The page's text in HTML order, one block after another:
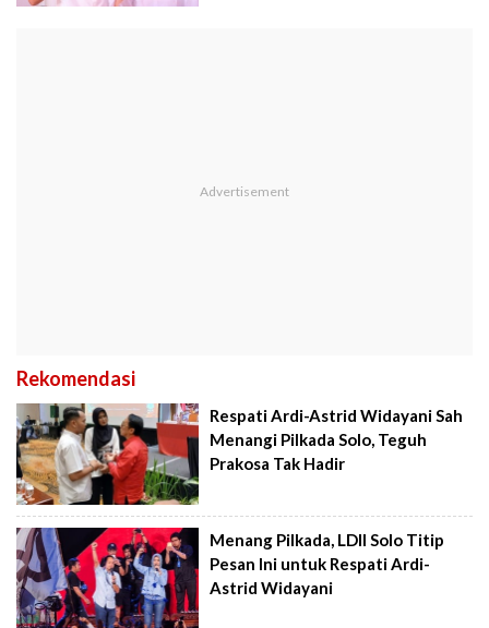
Rekomendasi
Respati Ardi-Astrid Widayani Sah
Menangi Pilkada Solo, Teguh
Prakosa Tak Hadir
Menang Pilkada, LDII Solo Titip
Pesan Ini untuk Respati Ardi-
Astrid Widayani